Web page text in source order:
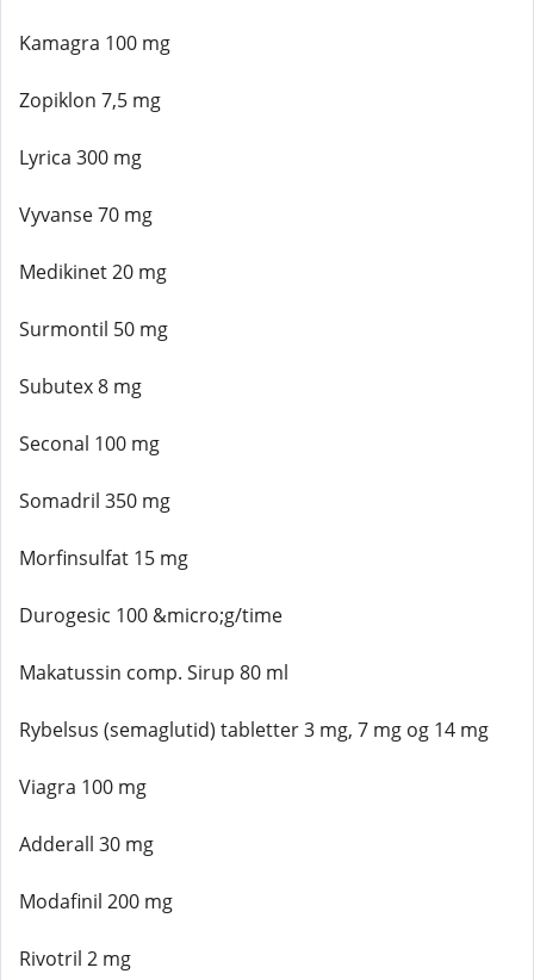
Kamagra 100 mg
Zopiklon 7,5 mg
Lyrica 300 mg
Vyvanse 70 mg
Medikinet 20 mg
Surmontil 50 mg
Subutex 8 mg
Seconal 100 mg
Somadril 350 mg
Morfinsulfat 15 mg
Durogesic 100 &micro;g/time
Makatussin comp. Sirup 80 ml
Rybelsus (semaglutid) tabletter 3 mg, 7 mg og 14 mg
Viagra 100 mg
Adderall 30 mg
Modafinil 200 mg
Rivotril 2 mg